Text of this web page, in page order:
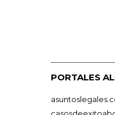
PORTALES